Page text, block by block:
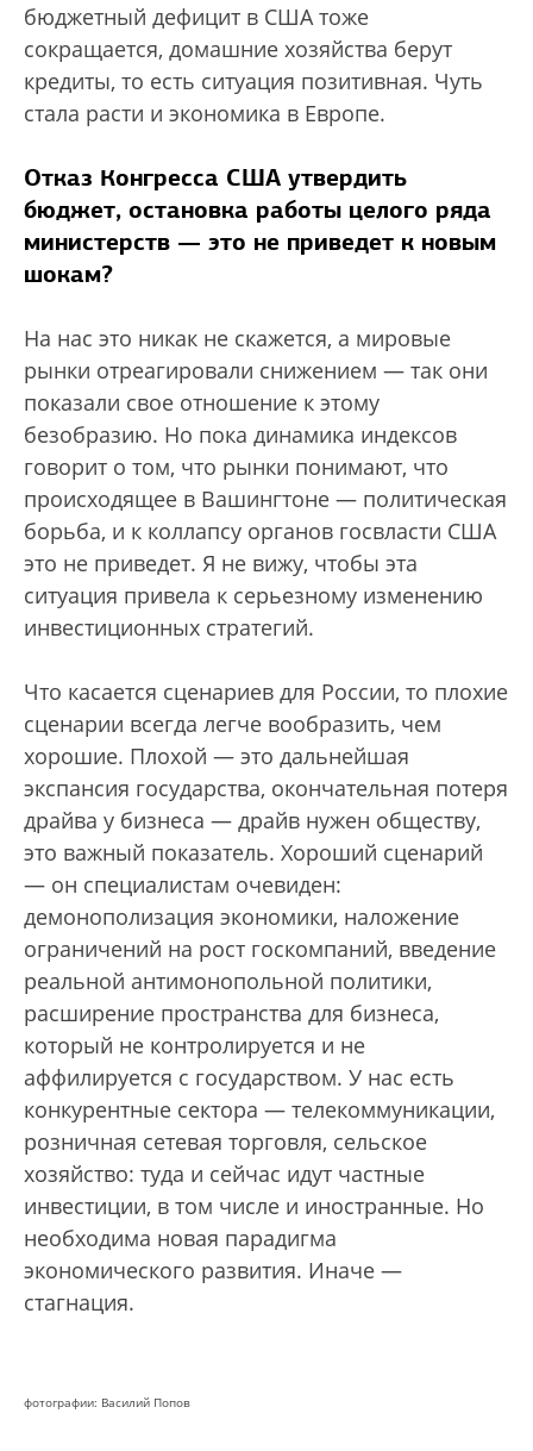
бюджетный дефицит в США тоже
сокращается, домашние хозяйства берут
кредиты, то есть ситуация позитивная. Чуть
стала расти и экономика в Европе.
Отказ Конгресса США утвердить
бюджет, остановка работы целого ряда
министерств — это не приведет к новым
шокам?
На нас это никак не скажется, а мировые
рынки отреагировали снижением — так они
показали свое отношение к этому
безобразию. Но пока динамика индексов
говорит о том, что рынки понимают, что
происходящее в Вашингтоне — политическая
борьба, и к коллапсу органов госвласти США
это не приведет. Я не вижу, чтобы эта
ситуация привела к серьезному изменению
инвестиционных стратегий.
Что касается сценариев для России, то плохие
сценарии всегда легче вообразить, чем
хорошие. Плохой — это дальнейшая
экспансия государства, окончательная потеря
драйва у бизнеса — драйв нужен обществу,
это важный показатель. Хороший сценарий
— он специалистам очевиден:
демонополизация экономики, наложение
ограничений на рост госкомпаний, введение
реальной антимонопольной политики,
расширение пространства для бизнеса,
который не контролируется и не
аффилируется с государством. У нас есть
конкурентные сектора — телекоммуникации,
розничная сетевая торговля, сельское
хозяйство: туда и сейчас идут частные
инвестиции, в том числе и иностранные. Но
необходима новая парадигма
экономического развития. Иначе —
стагнация.
фотографии: Василий Попов